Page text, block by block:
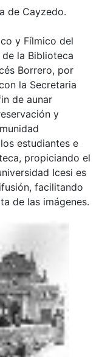
de Cayzedo.
y Fílmico del
la Biblioteca
Borrero, por
la Secretaria
de aunar
y
estudiantes e
propiciando el
Icesi es
facilitando
de las imágenes.